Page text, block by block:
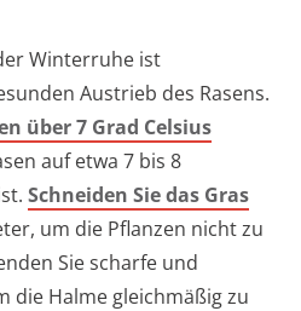
Winterruhe ist
Austrieb des Rasens.
über 7 Grad Celsius
auf etwa 7 bis 8
Schneiden Sie das Gras
um die Pflanzen nicht zu
Sie scharfe und
die Halme gleichmäßig zu